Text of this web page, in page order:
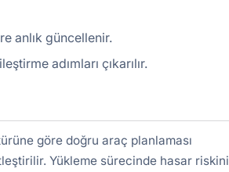
anlık güncellenir.
adımları çıkarılır.
göre doğru araç planlaması
Yükleme sürecinde hasar riskini